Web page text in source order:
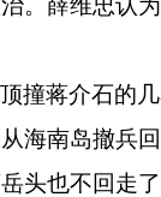
。薛维忠认
撞蒋介石的
海南岛撤兵
头也不回走